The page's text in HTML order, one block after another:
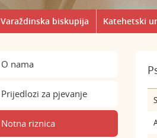
Varaždinska biskupija Katehetski
O nama
Prijedlozi za pjevanje
Notna riznica